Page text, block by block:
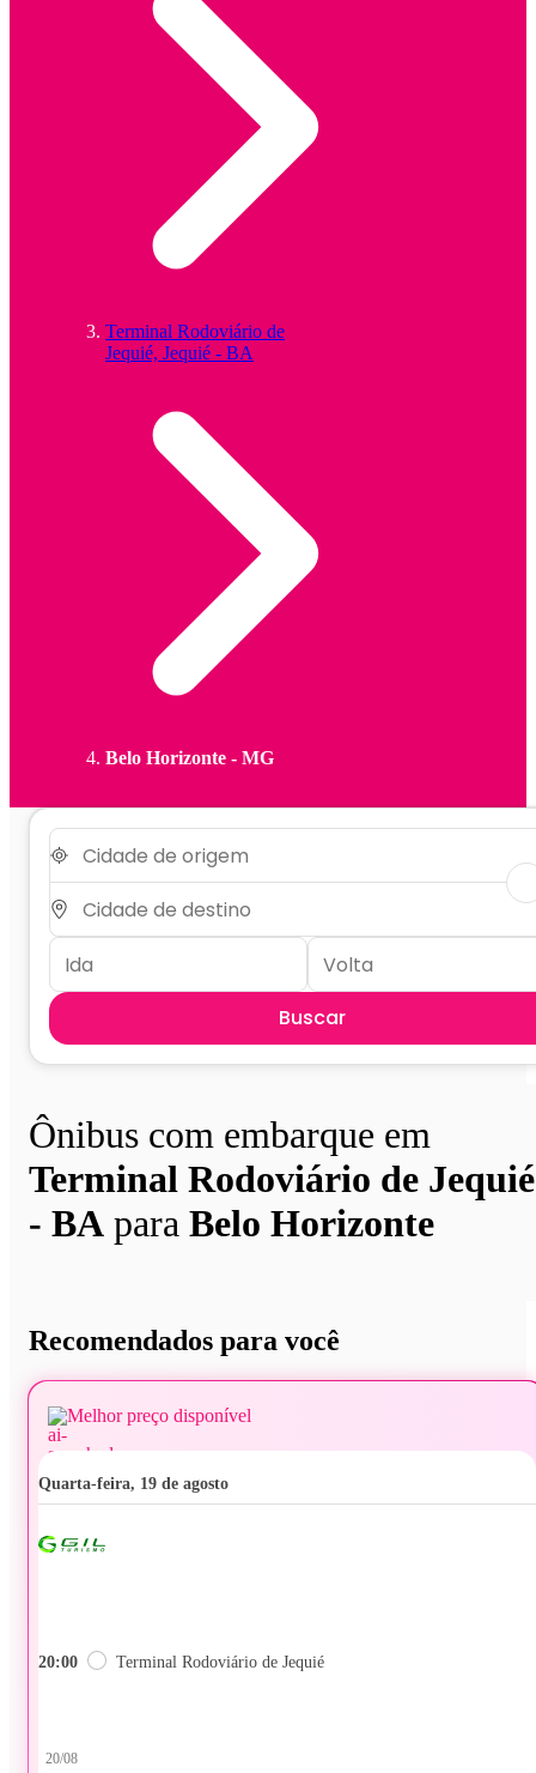
Terminal Rodoviário de
Jequié, Jequié - BA
Belo Horizonte - MG
Buscar
Ônibus com embarque em
Terminal Rodoviário de Jequié
- BA para Belo Horizonte
Recomendados para você
Melhor preço disponível
quarta-feira, 19 de agosto
20:00 Terminal Rodoviário de Jequié
20/08